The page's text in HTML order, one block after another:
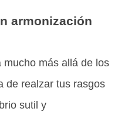
armonización
mucho más allá de los
de realzar tus rasgos
sutil y